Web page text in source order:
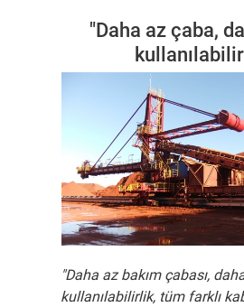
"Daha az çaba,
"Daha az bakım çabası,
kullanılabilirlik, tüm farklı